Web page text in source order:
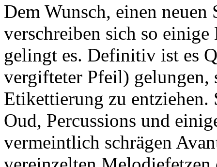
Dem Wunsch, einen neuen
verschreiben sich so
gelingt es. Definitiv ist es
vergifteter Pfeil) gelungen,
Etikettierung zu
Oud, Percussions und
vermeintlich schrägen